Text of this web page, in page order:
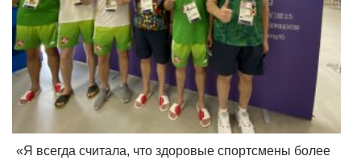
«Я всегда считала, что здоровые спортсмены более